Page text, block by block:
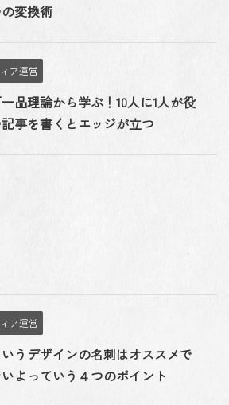
変換術
ア運営
品理論から学ぶ！10人に1人が役
事を書くとエッジが立つ
ア運営
うデザインの名刺はオススメで
よっていう４つのポイント